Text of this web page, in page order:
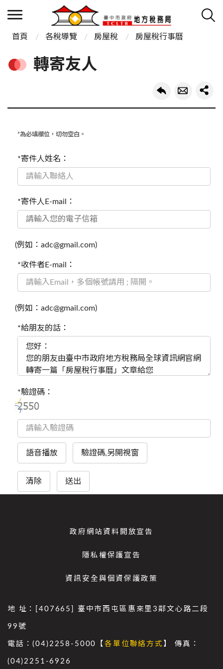
首頁 各稅導覽 房屋稅 房屋稅行事曆
轉寄友人
*為必填欄位，切勿空白。
*寄件人姓名：
*寄件人E-mail：
(例如：adc@gmail.com)
*收件者E-mail：
(例如：adc@gmail.com)
*給朋友的話：
*驗證碼：
語音播放 驗證碼,另開視窗
清除 送出
政府網站資料開放宣告
隱私權保護宣告
資訊安全與個資保護政策
地 址：[407665] 臺中市西屯區惠來里3鄰文心路二段
99號
電話：(04)2258-5000【各單位聯絡方式 】 傳真：
(04)2251-6926